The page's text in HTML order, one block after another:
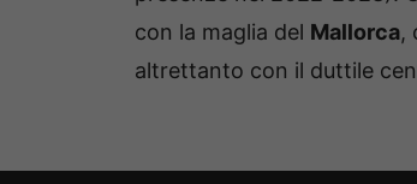
con la maglia del Mallorca,
altrettanto con il duttile